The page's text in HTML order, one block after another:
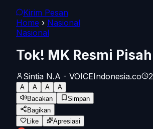
Kirim Pesan
Home › Nasional
Nasional
Tok! MK Resmi
Sintia N.A - VOICEIndonesia.co
A A A
A
Bacakan
Simpan
Bagikan
Like
Apresiasi